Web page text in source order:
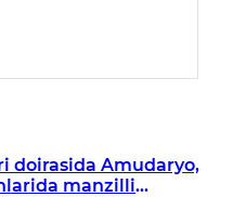
doirasida Amudaryo,
manzilli